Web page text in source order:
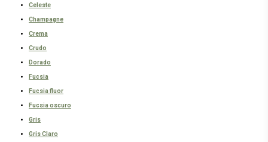
Celeste
Champagne
Crema
Crudo
Dorado
Fucsia
Fucsia fluor
Fucsia oscuro
Gris
Gris Claro